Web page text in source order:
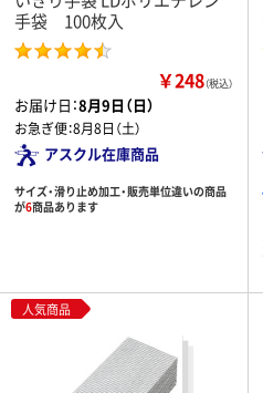
手袋 100枚入
￥248（税込）
お届け日：8月9日（日）
お急ぎ便：8月8日（土）
アスクル在庫商品
サイズ・滑り止め加工・販売単位違いの商品
が6商品あります
人気商品